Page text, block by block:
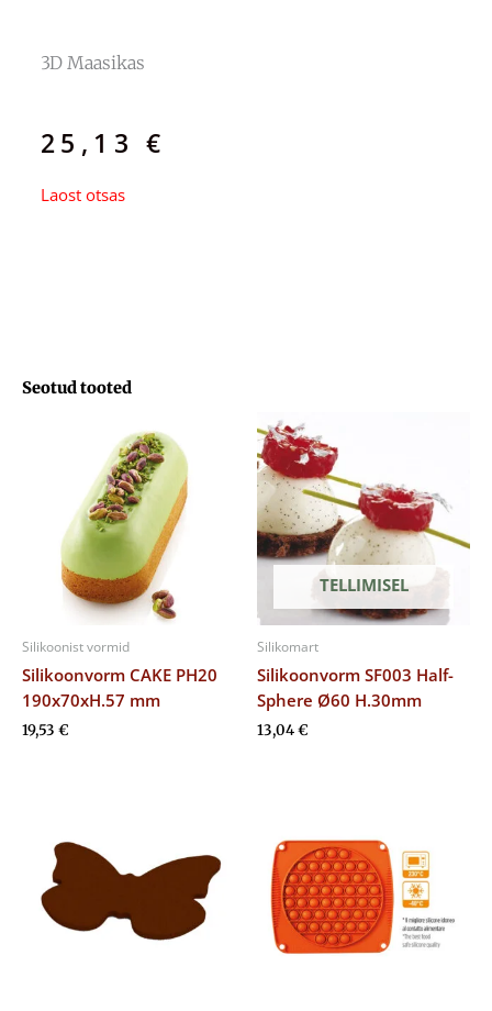
3D Maasikas
25,13€
Laost otsas
Seotud tooted
Silikoonist vormid
Silikoonvorm CAKE PH20
190x70xH.57 mm
19,53 €
TELLIMISEL
Silikomart
Silikoonvorm SF003 Half-
Sphere Ø60 H.30mm
13,04€